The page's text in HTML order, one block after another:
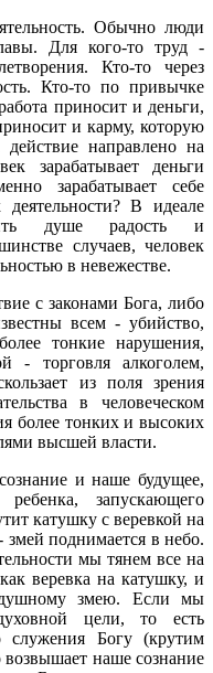
Обычно люди
Для кого-то труд -
Кто-то через
Кто-то по привычке
приносит и деньги,
и карму, которую
направлено на
зарабатывает деньги
зарабатывает себе
В идеале
душе радость и
случаев, человек
в невежестве.
с законами Бога, либо
всем - убийство,
тонкие нарушения,
- торговля алкоголем,
из поля зрения
в человеческом
более тонких и высоких
высшей власти.
и наше будущее,
запускающего
катушку с веревкой на
змей поднимается в небо.
мы тянем все на
веревка на катушку, и
змею. Если мы
цели, то есть
служения Богу (крутим
возвышает наше сознание